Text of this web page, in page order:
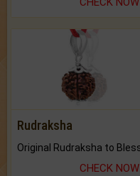
Rudraksha
CHECK NOW